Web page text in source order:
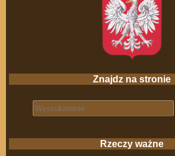
Znajdz na stronie
Search for:
Rzeczy ważne